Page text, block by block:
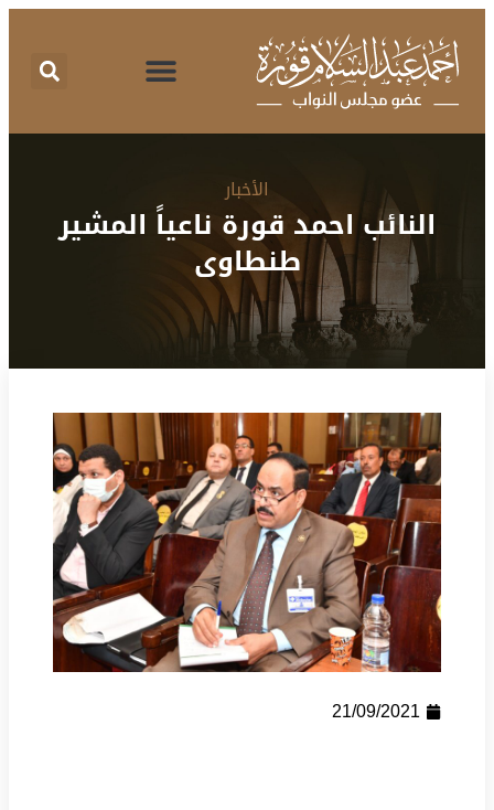
الأخبار
النائب احمد قورة ناعياً المشير
طنطاوى
21/09/2021